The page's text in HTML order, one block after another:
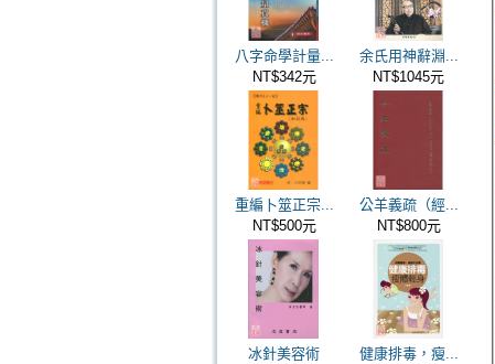
八字命學計量...
NT$342元
余氏用神辭淵...
NT$1045元
重編卜筮正宗...
NT$500元
公羊義疏（經...
NT$800元
冰針美容術
健康排毒，瘦...